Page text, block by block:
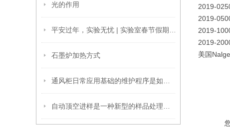
光的作用
石墨炉加热方式
2019-
2019-
2019-
2019-
美国